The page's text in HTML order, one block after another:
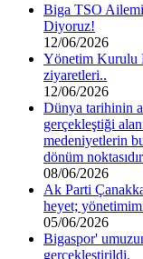
Biga TSO
Diyoruz!
12/06/2026
Yönetim Kurulu
ziyaretleri..
12/06/2026
Dünya tarihinin
gerçekleştiği
medeniyetlerin
dönüm
08/06/2026
Ak Parti
heyet;
05/06/2026
Bigaspor'
gerçekleştirildi.